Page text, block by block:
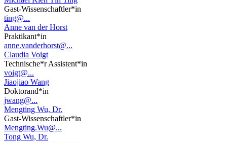
Gast-Wissenschaftler*in
ting@...
Anne van der Horst
Praktikant*in
anne.vanderhorst@...
Claudia Voigt
Technische*r Assistent*in
voigt@...
Jiaojiao Wang
Doktorand*in
jwang@...
Mengting Wu, Dr.
Gast-Wissenschaftler*in
Mengting.Wu@...
Tong Wu, Dr.